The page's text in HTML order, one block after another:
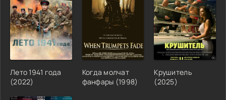
Лето 1941 года
(2022)
Когда молчат
фанфары (1998)
Крушитель
(2025)